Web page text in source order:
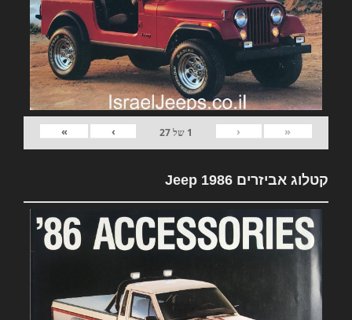
«
‹
1 של27
›
»
קטלוג אביזרים Jeep 1986